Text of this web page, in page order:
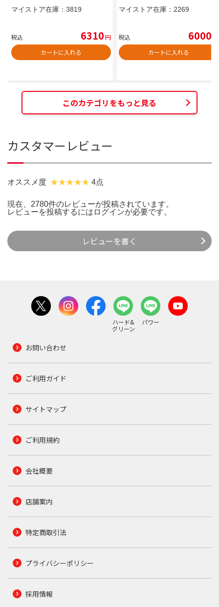
マイストア在庫： 3819
税込 6310円
カートに入れる
マイストア在庫： 2269
税込 6000
カートに入れる
このカテゴリをもっと見る
カスタマーレビュー
オススメ度 4点
現在、2780件のレビューが投稿されています。
レビューを投稿するには ログインが必要です。
レビューを書く
ハード&
グリーン
パワー
お問い合わせ
ご利用ガイド
サイトマップ
ご利用規約
会社概要
店舗案内
特定商取引法
プライバシーポリシー
採用情報